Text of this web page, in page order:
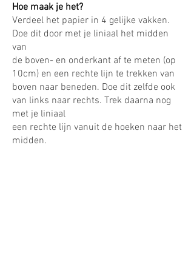
Hoe maak je het?
Verdeel het papier in 4 gelijke vakken.
Doe dit door met je liniaal het midden
van
de boven- en onderkant af te meten (op
10cm) en een rechte lijn te trekken van
boven naar beneden. Doe dit zelfde ook
van links naar rechts. Trek daarna nog
met je liniaal
een rechte lijn vanuit de hoeken naar het
midden.